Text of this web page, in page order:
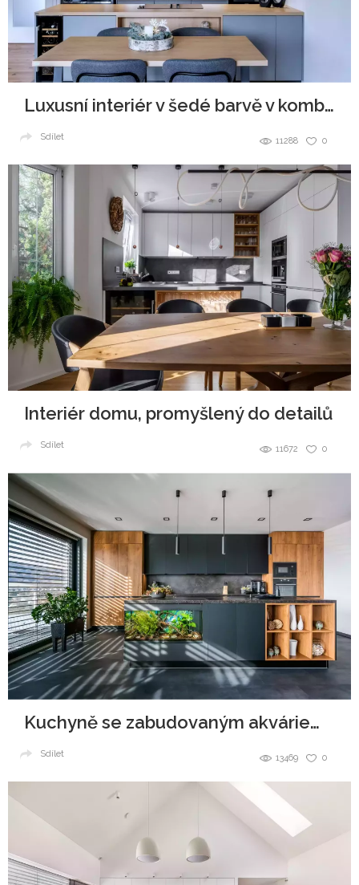
Luxusní interiér v šedé barvě v kombinaci se dřevem
0
11288
Sdílet
Interiér domu, promyšlený do detailů
0
11672
Sdílet
Kuchyně se zabudovaným akváriem v ostrůvku
0
13469
Sdílet